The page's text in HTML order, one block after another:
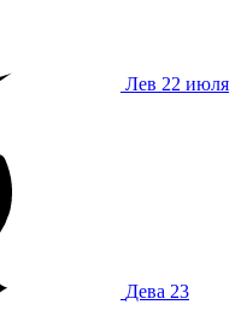
Лев 22 июля
Дева 23